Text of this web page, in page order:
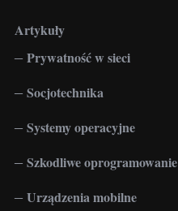
Artykuły
Prywatność w sieci
Socjotechnika
Systemy operacyjne
Szkodliwe oprogramowanie
Urządzenia mobilne